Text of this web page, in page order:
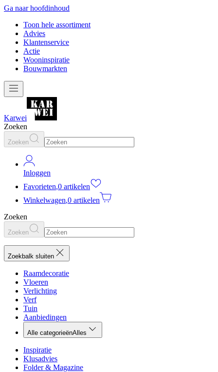
Ga naar hoofdinhoud
Toon hele assortiment
Advies
Klantenservice
Actie
Wooninspiratie
Bouwmarkten
Karwei
Zoeken
Zoeken
Inloggen
Favorieten,0 artikelen
Winkelwagen,0 artikelen
Zoeken
Zoeken
Zoekbalk sluiten
Raamdecoratie
Vloeren
Verlichting
Verf
Tuin
Aanbiedingen
Alle categorieënAlles
Inspiratie
Klusadvies
Folder & Magazine